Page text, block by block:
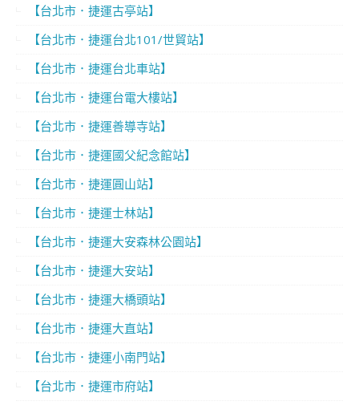
【台北市．捷運古亭站】
【台北市．捷運台北101/世貿站】
【台北市．捷運台北車站】
【台北市．捷運台電大樓站】
【台北市．捷運善導寺站】
【台北市．捷運國父紀念館站】
【台北市．捷運圓山站】
【台北市．捷運士林站】
【台北市．捷運大安森林公園站】
【台北市．捷運大安站】
【台北市．捷運大橋頭站】
【台北市．捷運大直站】
【台北市．捷運小南門站】
【台北市．捷運市府站】